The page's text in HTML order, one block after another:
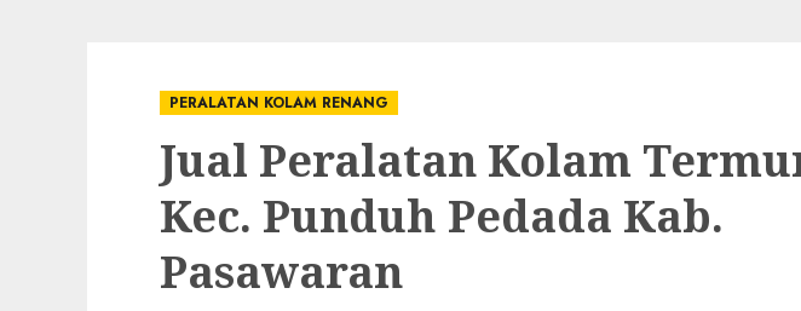
PERALATAN KOLAM RENANG
Jual Peralatan Kolam
Kec. Punduh Pedada Kab.
Pasawaran